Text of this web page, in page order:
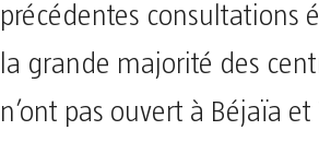
précédentes consultations
la grande majorité des
n’ont pas ouvert à Béjaïa et